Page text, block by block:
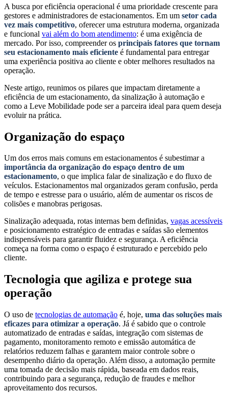
A busca por eficiência operacional é uma prioridade crescente para
gestores e administradores de estacionamentos. Em um setor cada
vez mais competitivo, oferecer uma estrutura moderna, organizada
e funcional vai além do bom atendimento: é uma exigência de
mercado. Por isso, compreender os principais fatores que tornam
seu estacionamento mais eficiente é fundamental para entregar
uma experiência positiva ao cliente e obter melhores resultados na
operação.
Neste artigo, reunimos os pilares que impactam diretamente a
eficiência de um estacionamento, da sinalização à automação e
como a Leve Mobilidade pode ser a parceira ideal para quem deseja
evoluir na prática.
Organização do espaço
Um dos erros mais comuns em estacionamentos é subestimar a
importância da organização do espaço dentro de um
estacionamento, o que implica falar de sinalização e do fluxo de
veículos. Estacionamentos mal organizados geram confusão, perda
de tempo e estresse para o usuário, além de aumentar os riscos de
colisões e manobras perigosas.
Sinalização adequada, rotas internas bem definidas, vagas acessíveis
e posicionamento estratégico de entradas e saídas são elementos
indispensáveis para garantir fluidez e segurança. A eficiência
começa na forma como o espaço é estruturado e percebido pelo
cliente.
Tecnologia que agiliza e protege sua
operação
O uso de tecnologias de automação é, hoje, uma das soluções mais
eficazes para otimizar a operação. Já é sabido que o controle
automatizado de entradas e saídas, integração com sistemas de
pagamento, monitoramento remoto e emissão automática de
relatórios reduzem falhas e garantem maior controle sobre o
desempenho diário da operação. Além disso, a automação permite
uma tomada de decisão mais rápida, baseada em dados reais,
contribuindo para a segurança, redução de fraudes e melhor
aproveitamento dos recursos.